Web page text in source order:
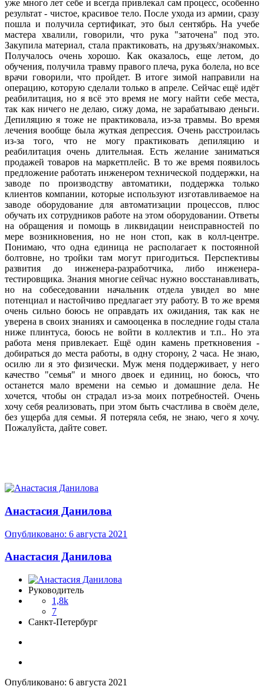
уже много лет себе и всегда привлекал сам процесс, особенно
результат - чистое, красивое тело. После ухода из армии, сразу
пошла и получила сертификат, это был сентябрь. На учебе
мастера хвалили, говорили, что рука "заточена" под это.
Закупила материал, стала практиковать, на друзьях/знакомых.
Получалось очень хорошо. Как оказалось, еще летом, до
обучения, получила травму правого плеча, рука болела, но все
врачи говорили, что пройдет. В итоге зимой направили на
операцию, которую сделали только в апреле. Сейчас ещё идёт
реабилитация, но я всё это время не могу найти себе места,
так как ничего не делаю, сижу дома, не зарабатываю деньги.
Депиляцию я тоже не практиковала, из-за травмы. Во время
лечения вообще была жуткая депрессия. Очень расстроилась
из-за того, что не могу практиковать депиляцию и
реабилитация очень длительная. Есть желание заниматься
продажей товаров на маркетплейс. В то же время появилось
предложение работать инженером технической поддержки, на
заводе по производству автоматики, поддержка только
клиентов компании, которые используют изготавливаемое на
заводе оборудование для автоматизации процессов, плюс
обучать их сотрудников работе на этом оборудовании. Ответы
на обращения и помощь в ликвидации неисправностей по
мере возникновения, но не нон стоп, как в колл-центре.
Понимаю, что одна единица не располагает к постоянной
болтовне, но тройки там могут пригодиться. Перспективы
развития до инженера-разработчика, либо инженера-
тестировщика. Знания многие сейчас нужно восстанавливать,
но на собеседовании начальник отдела увидел во мне
потенциал и настойчиво предлагает эту работу. В то же время
очень сильно боюсь не оправдать их ожидания, так как не
уверена в своих знаниях и самооценка в последние годы стала
ниже плинтуса, боюсь не войти в коллектив и т.п.. Но эта
работа меня привлекает. Ещё один камень преткновения -
добираться до места работы, в одну сторону, 2 часа. Не знаю,
осилю ли я это физически. Муж меня поддерживает, у него
качество "семья" и много двоек и единиц, но боюсь, что
останется мало времени на семью и домашние дела. Не
хочется, чтобы он страдал из-за моих потребностей. Очень
хочу себя реализовать, при этом быть счастлива в своём деле,
без ущерба для семьи. Я потеряла себя, не знаю, чего я хочу.
Пожалуйста, дайте совет.
Анастасия Данилова
Опубликовано: 6 августа 2021
Анастасия Данилова
Руководитель
1,8k
7
Санкт-Петербург
Опубликовано: 6 августа 2021